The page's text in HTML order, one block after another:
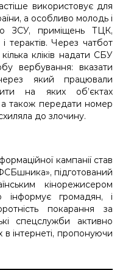
використовує для
а особливо молодь і
ЗСУ, приміщень ТЦК,
терактів. Через чатбот
кліків надати СБУ
вербування: вказати
який працювали
на яких об’єктах
також передати номер
до злочину.
кампанії став
підготований
кінорежисером
громадян, і
покарання за
спецслужби активно
в інтернеті, пропонуючи